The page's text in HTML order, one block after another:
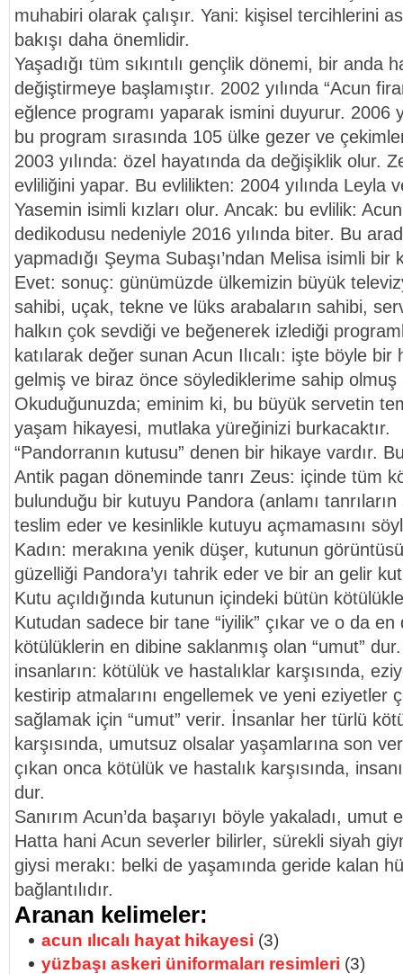
muhabiri olarak çalışır. Yani: kişisel tercihlerini
bakışı daha önemlidir.
Yaşadığı tüm sıkıntılı gençlik dönemi, bir anda
değiştirmeye başlamıştır. 2002 yılında “Acun
eğlence programı yaparak ismini duyurur. 2006
bu program sırasında 105 ülke gezer ve
2003 yılında: özel hayatında da değişiklik olur.
evliliğini yapar. Bu evlilikten: 2004 yılında Leyla
Yasemin isimli kızları olur. Ancak: bu evlilik:
dedikodusu nedeniyle 2016 yılında biter. Bu
yapmadığı Şeyma Subaşı’ndan Melisa isimli bir
Evet: sonuç: günümüzde ülkemizin büyük
sahibi, uçak, tekne ve lüks arabaların sahibi,
halkın çok sevdiği ve beğenerek izlediği
katılarak değer sunan Acun Ilıcalı: işte böyle bir
gelmiş ve biraz önce söylediklerime sahip olmuş
Okuduğunuzda; eminim ki, bu büyük servetin
yaşam hikayesi, mutlaka yüreğinizi burkacaktır.
“Pandorranın kutusu” denen bir hikaye vardır.
Antik pagan döneminde tanrı Zeus: içinde tüm
bulunduğu bir kutuyu Pandora (anlamı tanrıların
teslim eder ve kesinlikle kutuyu açmamasını
Kadın: merakına yenik düşer, kutunun
güzelliği Pandora’yı tahrik eder ve bir an gelir
Kutu açıldığında kutunun içindeki bütün
Kutudan sadece bir tane “iyilik” çıkar ve o da
kötülüklerin en dibine saklanmış olan “umut”
insanların: kötülük ve hastalıklar karşısında,
kestirip atmalarını engellemek ve yeni eziyetler
sağlamak için “umut” verir. İnsanlar her türlü
karşısında, umutsuz olsalar yaşamlarına son
çıkan onca kötülük ve hastalık karşısında,
dur.
Sanırım Acun’da başarıyı böyle yakaladı,
Hatta hani Acun severler bilirler, sürekli siyah
giysi merakı: belki de yaşamında geride kalan
bağlantılıdır.
Aranan kelimeler:
acun ılıcalı hayat hikayesi (3)
yüzbaşı askeri üniformaları resimleri (3)